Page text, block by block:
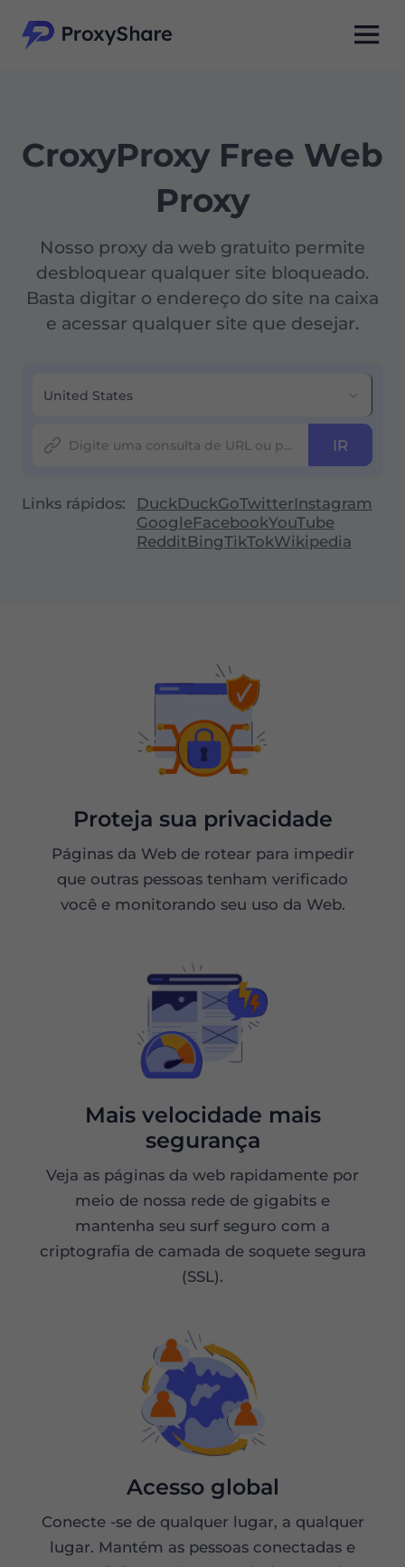
CroxyProxy Free Web
Proxy
Nosso proxy da web gratuito permite
desbloquear qualquer site bloqueado.
Basta digitar o endereço do site na caixa
e acessar qualquer site que desejar.
IR
Links rápidos: DuckDuckGoTwitterInstagram
GoogleFacebookYouTube
RedditBingTikTokWikipedia
Proteja sua privacidade
Páginas da Web de rotear para impedir
que outras pessoas tenham verificado
você e monitorando seu uso da Web.
Mais velocidade mais
segurança
Veja as páginas da web rapidamente por
meio de nossa rede de gigabits e
mantenha seu surf seguro com a
criptografia de camada de soquete segura
(SSL).
Acesso global
Conecte -se de qualquer lugar, a qualquer
lugar. Mantém as pessoas conectadas e